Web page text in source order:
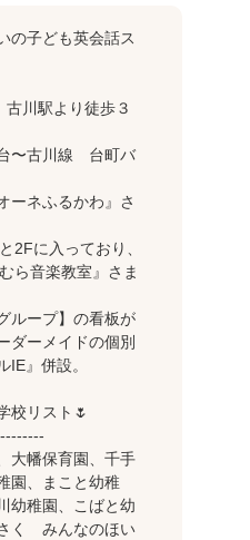
の子ども英会話ス
川駅より徒歩３
〜古川線 台町バ
ーネふるかわ』さ
2Fに入っており、
ら音楽教室』さま
ループ】の看板が
ダーメイドの個別
IE』併設。
校リスト🌷
大幡保育園、千手
園、まこと幼稚
幼稚園、こばと幼
く みんなのほい